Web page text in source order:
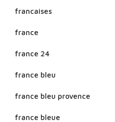
francaises
france
france 24
france bleu
france bleu provence
france bleue